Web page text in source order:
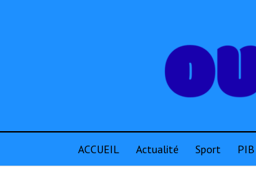
ACCUEIL Actualité Sport PIB